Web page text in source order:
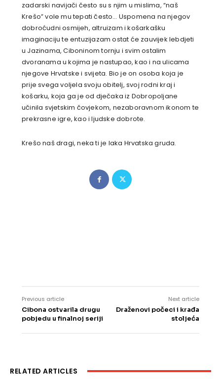
zadarski navijači često su s njim u mislima, “naš
Krešo” vole mu tepati često… Uspomena na njegov
dobroćudni osmijeh, altruizam i košarkašku
imaginaciju te entuzijazam ostat će zauvijek lebdjeti
u Jazinama, Ciboninom tornju i svim ostalim
dvoranama u kojima je nastupao, kao i na ulicama
njegove Hrvatske i svijeta. Bio je on osoba koja je
prije svega voljela svoju obitelj, svoj rodni kraj i
košarku, koja ga je od dječaka iz Dobropoljane
učinila svjetskim čovjekom, nezaboravnom ikonom te
prekrasne igre, kao i ljudske dobrote.
Krešo naš dragi, neka ti je laka Hrvatska gruda.
Previous article
Cibona ostvarila drugu
pobjedu u finalnoj seriji
Next article
Draženovi počeci i krađa
stoljeća
RELATED ARTICLES